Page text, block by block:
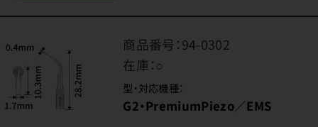
商品番号：94-0302
在庫：○
型・対応機種：
G2・PremiumPiezo／EMS